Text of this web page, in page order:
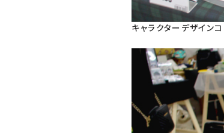
キャラクターデザイン